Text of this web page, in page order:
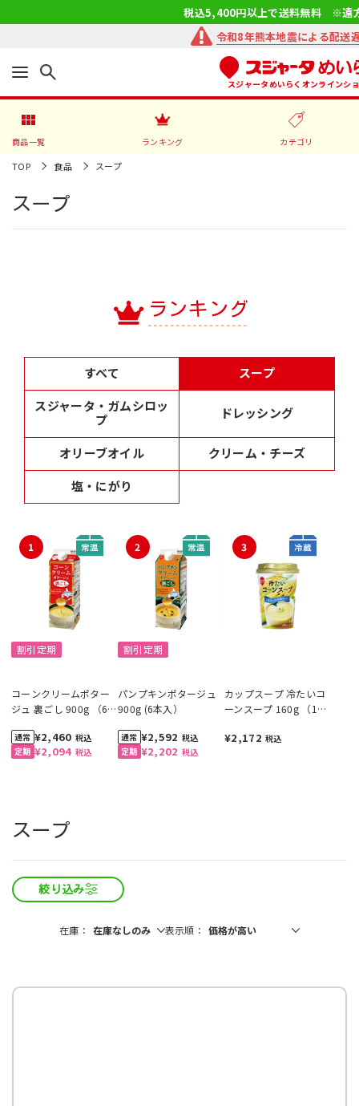
税込5,400円以上で送料無料 ※遠
令和8年熊本地震による配送
スジャータめいらくオンラインシ
商品一覧 ランキング カテゴリ
TOP 食品 スープ
スープ
ランキング
すべて
スープ
スジャータ・ガムシロッ
プ
ドレッシング
オリーブオイル
クリーム・チーズ
塩・にがり
1
割引定期
コーンクリームポター
ジュ 裏ごし 900g （6本
¥2,094 税込
¥2,460 税込
2
割引定期
パンプキンポタージュ
900g (6本入）
¥2,202 税込
¥2,592 税込
3
カップスープ 冷たいコ
ーンスープ 160g （12
¥2,172 税込
スープ
絞り込み
在庫 表示順